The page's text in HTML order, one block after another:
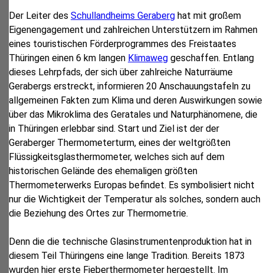
Der Leiter des Schullandheims Geraberg hat mit großem
Eigenengagement und zahlreichen Unterstützern im Rahmen
eines touristischen Förderprogrammes des Freistaates
Thüringen einen 6 km langen Klimaweg geschaffen. Entlang
dieses Lehrpfads, der sich über zahlreiche Naturräume
Gerabergs erstreckt, informieren 20 Anschauungstafeln zu
allgemeinen Fakten zum Klima und deren Auswirkungen sowie
über das Mikroklima des Geratales und Naturphänomene, die
in Thüringen erlebbar sind. Start und Ziel ist der der
Geraberger Thermometerturm, eines der weltgrößten
Flüssigkeitsglasthermometer, welches sich auf dem
historischen Gelände des ehemaligen größten
Thermometerwerks Europas befindet. Es symbolisiert nicht
nur die Wichtigkeit der Temperatur als solches, sondern auch
die Beziehung des Ortes zur Thermometrie.
Denn die die technische Glasinstrumentenproduktion hat in
diesem Teil Thüringens eine lange Tradition. Bereits 1873
wurden hier erste Fieberthermometer hergestellt. Im